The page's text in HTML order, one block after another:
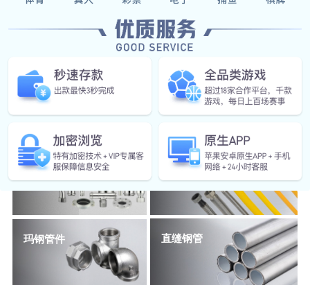
沟槽管件 阀门
不锈钢管材管件 金属软管
玛钢管件 直缝钢管